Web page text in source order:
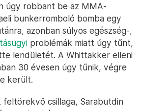
úgy robbant be az MMA-
bunkerromboló bomba egy
azonban súlyos egészség-,
problémák miatt úgy tűnt,
lendületét. A Whittakker elleni
30 évesen úgy tűnik, végre
került.
feltörekvő csillaga, Sarabutdin